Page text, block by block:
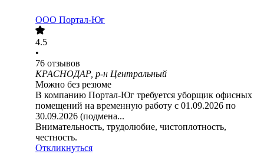
ООО Портал-Юг
4.5
•
76 отзывов
КРАСНОДАР, р-н Центральный
Можно без резюме
В компанию Портал-Юг требуется уборщик офисных
помещений на временную работу с 01.09.2026 по
30.09.2026 (подмена...
Внимательность, трудолюбие, чистоплотность,
честность.
Откликнуться